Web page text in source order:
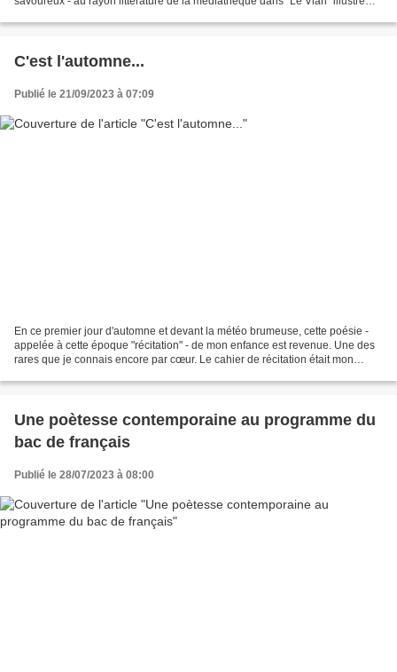
C'est l'automne...
Publié le 21/09/2023 à 07:09
En ce premier jour d'automne et devant la météo brumeuse, cette poésie -
appelée à cette époque "récitation" - de mon enfance est revenue. Une des
rares que je connais encore par cœur. Le cahier de récitation était mon
Une poètesse contemporaine au programme du
bac de français
Publié le 28/07/2023 à 08:00